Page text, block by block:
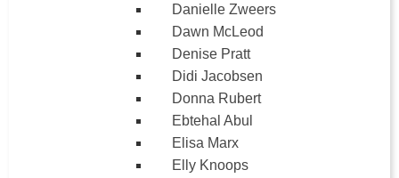
Danielle Zweers
Dawn McLeod
Denise Pratt
Didi Jacobsen
Donna Rubert
Ebtehal Abul
Elisa Marx
Elly Knoops